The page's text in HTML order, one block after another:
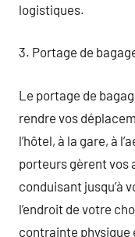
logistiques.
3. Portage de
Le portage de
rendre vos
l’hôtel, à la gare, à
porteurs gèrent vos
conduisant jusqu’à
l’endroit de votre
contrainte physique